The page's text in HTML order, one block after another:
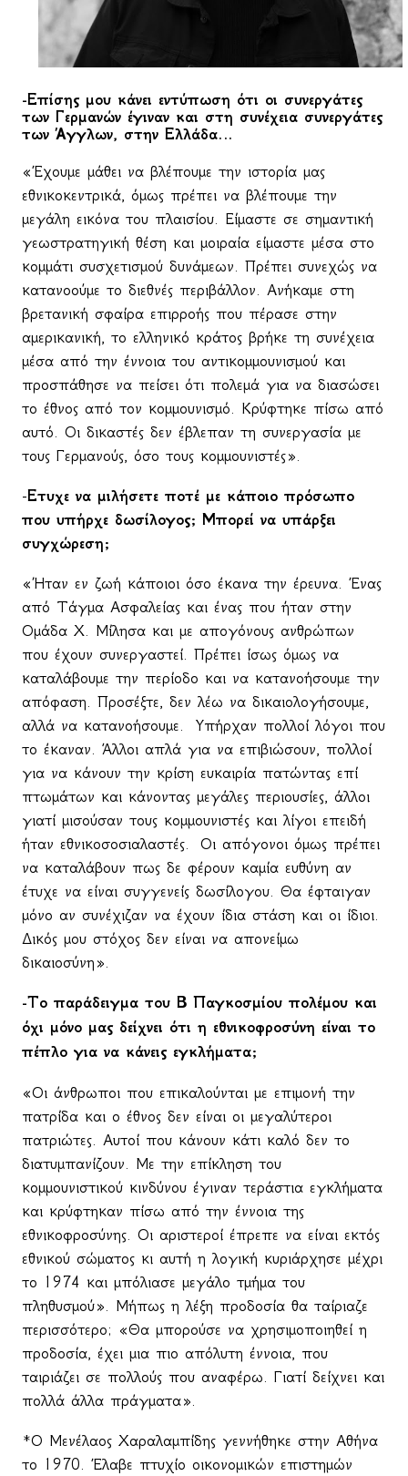
-Επίσης μου κάνει εντύπωση ότι οι συνεργάτες
των Γερμανών έγιναν και στη συνέχεια συνεργάτες
των Άγγλων, στην Ελλάδα…
«Έχουμε μάθει να βλέπουμε την ιστορία μας
εθνικοκεντρικά, όμως πρέπει να βλέπουμε την
μεγάλη εικόνα του πλαισίου. Είμαστε σε σημαντική
γεωστρατηγική θέση και μοιραία είμαστε μέσα στο
κομμάτι συσχετισμού δυνάμεων. Πρέπει συνεχώς να
κατανοούμε το διεθνές περιβάλλον. Ανήκαμε στη
βρετανική σφαίρα επιρροής που πέρασε στην
αμερικανική, το ελληνικό κράτος βρήκε τη συνέχεια
μέσα από την έννοια του αντικομμουνισμού και
προσπάθησε να πείσει ότι πολεμά για να διασώσει
το έθνος από τον κομμουνισμό. Κρύφτηκε πίσω από
αυτό. Οι δικαστές δεν έβλεπαν τη συνεργασία με
τους Γερμανούς, όσο τους κομμουνιστές».
-Ετυχε να μιλήσετε ποτέ με κάποιο πρόσωπο
που υπήρχε δωσίλογος; Μπορεί να υπάρξει
συγχώρεση;
«Ήταν εν ζωή κάποιοι όσο έκανα την έρευνα. Ένας
από Τάγμα Ασφαλείας και ένας που ήταν στην
Ομάδα Χ. Μίλησα και με απογόνους ανθρώπων
που έχουν συνεργαστεί. Πρέπει ίσως όμως να
καταλάβουμε την περίοδο και να κατανοήσουμε την
απόφαση. Προσέξτε, δεν λέω να δικαιολογήσουμε,
αλλά να κατανοήσουμε.
Υπήρχαν πολλοί λόγοι που
το έκαναν. Άλλοι απλά για να επιβιώσουν, πολλοί
για να κάνουν την κρίση ευκαιρία πατώντας επί
πτωμάτων και κάνοντας μεγάλες περιουσίες, άλλοι
γιατί μισούσαν τους κομμουνιστές και λίγοι επειδή
ήταν εθνικοσοσιαλαστές.
Οι απόγονοι όμως πρέπει
να καταλάβουν πως δε φέρουν καμία ευθύνη αν
έτυχε να είναι συγγενείς δωσίλογου. Θα έφταιγαν
μόνο αν συνέχιζαν να έχουν ίδια στάση και οι ίδιοι.
Δικός μου στόχος δεν είναι να απονείμω
δικαιοσύνη».
-Το παράδειγμα του Β Παγκοσμίου πολέμου και
όχι μόνο μας δείχνει ότι η εθνικοφροσύνη είναι το
πέπλο για να κάνεις εγκλήματα;
«Οι άνθρωποι που επικαλούνται με επιμονή την
πατρίδα και ο έθνος δεν είναι οι μεγαλύτεροι
πατριώτες. Αυτοί που κάνουν κάτι καλό δεν το
διατυμπανίζουν. Με την επίκληση του
κομμουνιστικού κινδύνου έγιναν τεράστια εγκλήματα
και κρύφτηκαν πίσω από την έννοια της
εθνικοφροσύνης. Οι αριστεροί έπρεπε να είναι εκτός
εθνικού σώματος κι αυτή η λογική κυριάρχησε μέχρι
το 1974 και μπόλιασε μεγάλο τμήμα του
πληθυσμού». Μήπως η λέξη προδοσία θα ταίριαζε
περισσότερο; «Θα μπορούσε να χρησιμοποιηθεί η
προδοσία, έχει μια πιο απόλυτη έννοια, που
ταιριάζει σε πολλούς που αναφέρω. Γιατί δείχνει και
πολλά άλλα πράγματα».
*Ο Μενέλαος Χαραλαμπίδης γεννήθηκε στην Αθήνα
το 1970. Έλαβε πτυχίο οικονομικών επιστημών